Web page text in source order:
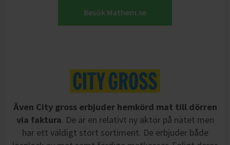
Besök Mathem.se
Även City gross erbjuder hemkörd mat till dörren
via faktura. De är en relativt ny aktör på nätet men
har ett väldigt stort sortiment. De erbjuder både